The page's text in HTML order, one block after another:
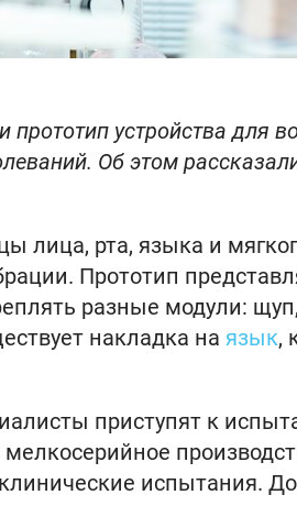
устройства для
Об этом
лица, рта, языка и
Прототип
разные модули:
накладка на язык,
приступят к
испытания.